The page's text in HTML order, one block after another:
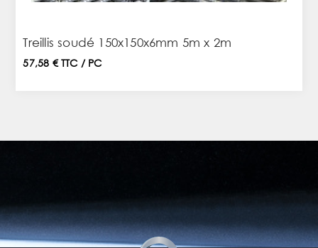
Treillis soudé 150x150x6mm 5m x 2m
57,58 € TTC / PC